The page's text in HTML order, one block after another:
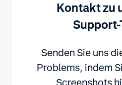
Kontakt zu
Senden Sie uns
Problems, indem
Screenshots